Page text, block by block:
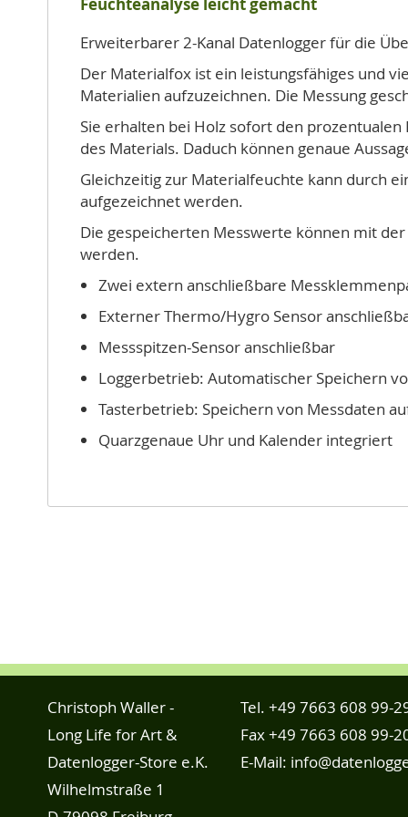
Erweiterbarer 2-Kanal Datenlogger für die
Der Materialfox ist ein leistungsfähiges und
Materialien aufzuzeichnen. Die Messung
Sie erhalten bei Holz sofort den
des Materials. Daduch können genaue
Gleichzeitig zur Materialfeuchte kann durch
aufgezeichnet werden.
Die gespeicherten Messwerte können mit
werden.
Zwei extern anschließbare
Externer Thermo/Hygro Sensor
Messspitzen-Sensor anschließbar
Loggerbetrieb: Automatischer Speichern
Tasterbetrieb: Speichern von Messdaten
Quarzgenaue Uhr und Kalender integriert
Christoph Waller -
Long Life for Art &
Datenlogger-Store e.K.
Wilhelmstraße 1
Tel. +49 7663 608 99-
Fax +49 7663 608 99-
E-Mail: